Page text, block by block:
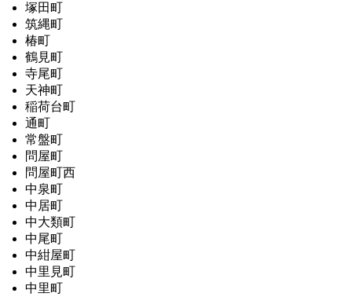
塚田町
筑縄町
椿町
鶴見町
寺尾町
天神町
稲荷台町
通町
常盤町
問屋町
問屋町西
中泉町
中居町
中大類町
中尾町
中紺屋町
中里見町
中里町